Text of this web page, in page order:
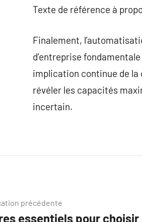
Texte de référence à
Finalement,
d’entreprise
implication continue de la
révéler les capacités
incertain.
précédente
essentiels pour choisir